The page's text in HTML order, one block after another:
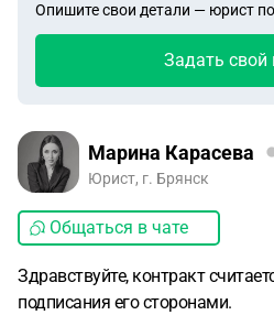
Опишите свои детали — юрист
Задать свой
Марина Карасева
Юрист, г. Брянск
Общаться в чате
Здравствуйте, контракт
подписания его сторонами.